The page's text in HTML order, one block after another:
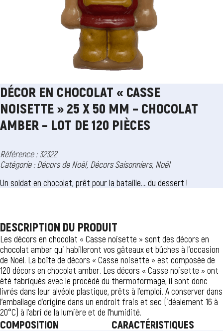
DÉCOR EN CHOCOLAT « CASSE
NOISETTE » 25 X 50 MM – CHOCOLAT
AMBER – LOT DE 120 PIÈCES
Référence : 32322
Catégorie :Décors de Noël, Décors Saisonniers, Noël
Un soldat en chocolat, prêt pour la bataille… du dessert !
DESCRIPTION DU PRODUIT
Les décors en chocolat « Casse noisette » sont des décors en
chocolat amber qui habilleront vos gâteaux et bûches à l’occasion
de Noël. La boîte de décors « Casse noisette » est composée de
120 décors en chocolat amber. Les décors « Casse noisette » ont
été fabriqués avec le procédé du thermoformage, il sont donc
livrés dans leur alvéole plastique, prêts à l’emploi. A conserver dans
l’emballage d’origine dans un endroit frais et sec (idéalement 16 à
20°C) à l’abri de la lumière et de l’humidité.
COMPOSITION CARACTÉRISTIQUES